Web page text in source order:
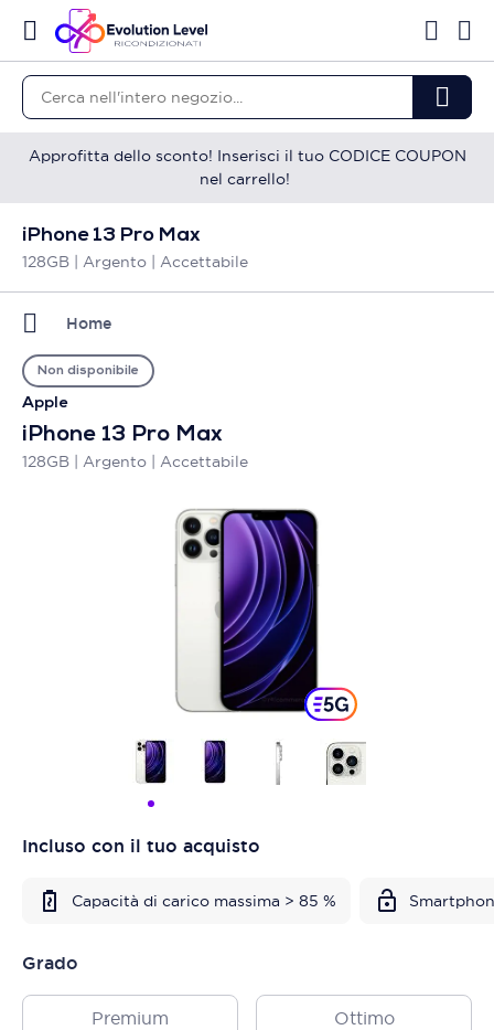
Approfitta dello sconto! Inserisci il tuo CODICE COUPON
nel carrello!
iPhone 13 Pro Max
128GB | Argento | Accettabile
Home
Apple
iPhone 13 Pro Max
128GB | Argento | Accettabile
Non disponibile
Incluso con il tuo acquisto
Capacità di carico massima > 85 %
Grado
Premium Ottimo